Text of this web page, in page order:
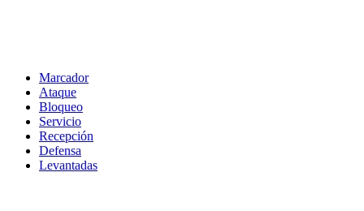
Marcador
Ataque
Bloqueo
Servicio
Recepción
Defensa
Levantadas